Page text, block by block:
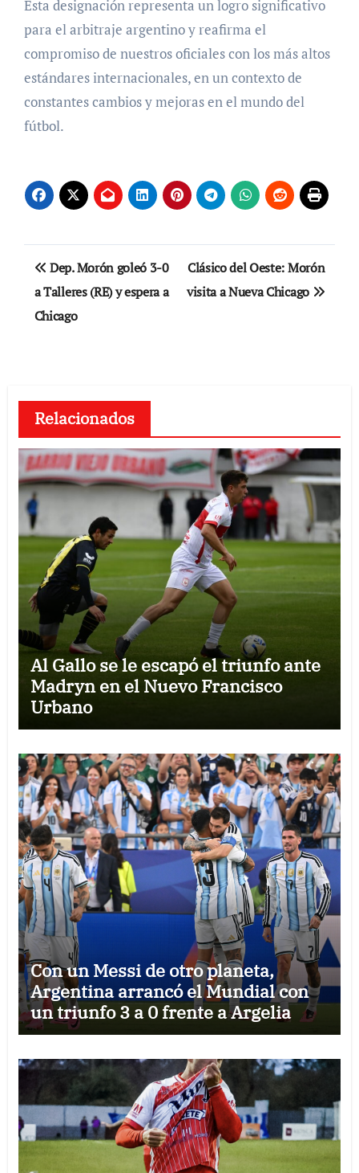
Esta designación representa un logro significativo
para el arbitraje argentino y reafirma el
compromiso de nuestros oficiales con los más altos
estándares internacionales, en un contexto de
constantes cambios y mejoras en el mundo del
fútbol.
Navegación
de
entradas
Dep. Morón goleó 3-0
a Talleres (RE) y espera a
Chicago
Clásico del Oeste: Morón
visita a Nueva Chicago
Relacionados
Al Gallo se le escapó el triunfo ante
Madryn en el Nuevo Francisco
Urbano
Con un Messi de otro planeta,
Argentina arrancó el Mundial con
un triunfo 3 a 0 frente a Argelia